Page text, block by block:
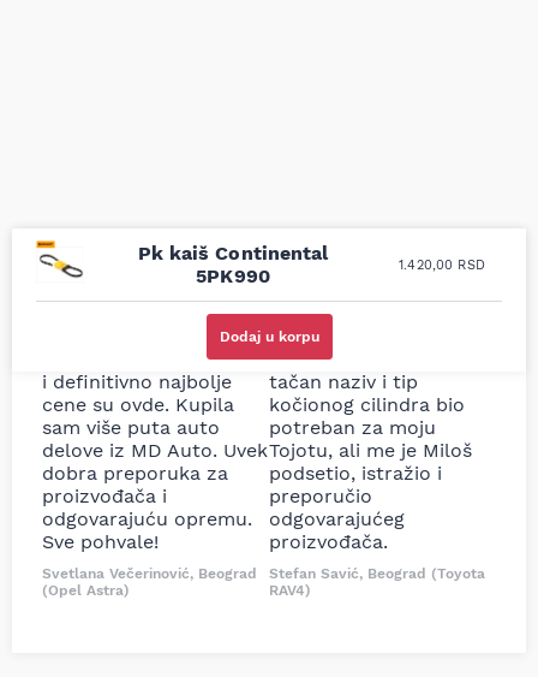
Pk kaiš Continental
5PK990
1.420,00 RSD
Dodaj u korpu
Uporedila sam sve
prodavnice auto delova
i definitivno najbolje
cene su ovde. Kupila
sam više puta auto
delove iz MD Auto. Uvek
dobra preporuka za
proizvođača i
odgovarajuću opremu.
Sve pohvale!
Svetlana Večerinović, Beograd
(Opel Astra)
Odlična usluga i
ljubazni prodavci.
Nisam bio siguran koji je
tačan naziv i tip
kočionog cilindra bio
potreban za moju
Tojotu, ali me je Miloš
podsetio, istražio i
preporučio
odgovarajućeg
proizvođača.
Stefan Savić, Beograd (Toyota
RAV4)